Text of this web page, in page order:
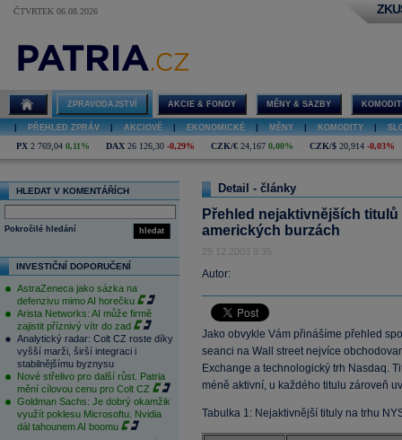
ČTVRTEK 06.08.2026
ZPRAVODAJSTVÍ AKCIE & FONDY MĚNY & SAZBY
PŘEHLED ZPRÁV AKCIOVÉ EKONOMICKÉ MĚNY KOMODITY
PX 2 769,04 0,11% DAX 26 126,30 -0,29% CZK/€ 24,167 0,00% CZK/$ 20,914 -0,03%
HLEDAT V KOMENTÁŘÍCH
hledat
Pokročilé hledání
INVESTIČNÍ DOPORUČENÍ
AstraZeneca jako sázka na
defenzivu mimo AI horečku
Arista Networks: AI může firmě
zajistit příznivý vítr do zad
Analytický radar: Colt CZ roste díky
vyšší marži, širší integraci i
stabilnějšímu byznysu
Nové střelivo pro další růst. Patria
mění cílovou cenu pro Colt CZ
Goldman Sachs: Je dobrý okamžik
využít poklesu Microsoftu. Nvidia
dál tahounem AI boomu
Detail - články
Přehled nejaktivnějších
amerických burzách
29.12.2003 9:35
Autor:
Jako obvykle Vám přinášíme přehled
seanci na Wall street nejvíce
Exchange a technologický trh Nasdaq.
méně aktivní, u každého titulu zároveň
Tabulka 1: Nejaktivnější tituly na trhu